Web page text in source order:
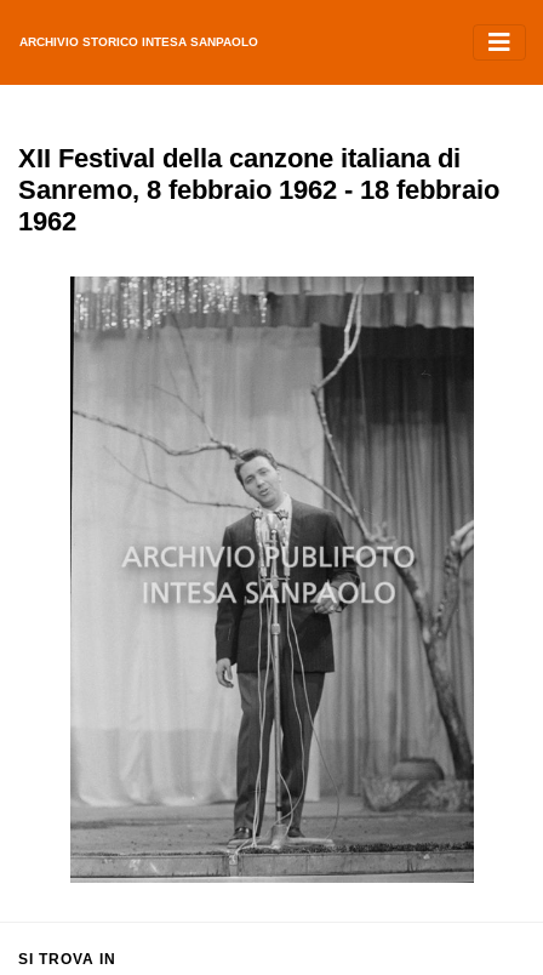
ARCHIVIO STORICO INTESA SANPAOLO
XII Festival della canzone italiana di
Sanremo, 8 febbraio 1962 - 18 febbraio
1962
SI TROVA IN